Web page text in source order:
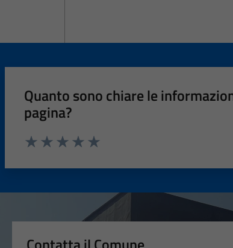
Quanto sono chiare le
pagina?